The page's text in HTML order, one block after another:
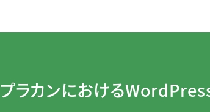
プラカンにおける